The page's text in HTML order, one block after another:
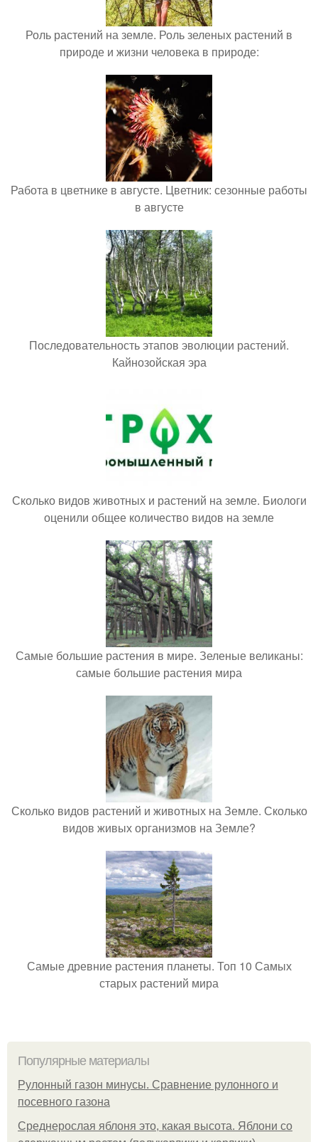
Роль растений на земле. Роль зеленых растений в
природе и жизни человека в природе:
Работа в цветнике в августе. Цветник: сезонные работы
в августе
Последовательность этапов эволюции растений.
Кайнозойская эра
Сколько видов животных и растений на земле. Биологи
оценили общее количество видов на земле
Самые большие растения в мире. Зеленые великаны:
самые большие растения мира
Сколько видов растений и животных на Земле. Сколько
видов живых организмов на Земле?
Самые древние растения планеты. Топ 10 Самых
старых растений мира
Популярные материалы
Рулонный газон минусы. Сравнение рулонного и
посевного газона
Среднерослая яблоня это, какая высота. Яблони со